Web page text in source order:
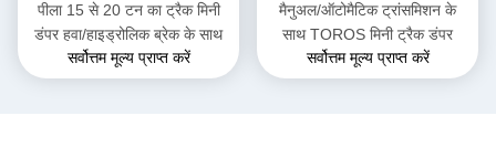
पीला 15 से 20 टन का ट्रैक मिनी
डंपर हवा/हाइड्रोलिक ब्रेक के साथ
सर्वोत्तम मूल्य प्राप्त करें
मैनुअल/ऑटोमैटिक ट्रांसमिशन के
साथ TOROS मिनी ट्रैक डंपर
सर्वोत्तम मूल्य प्राप्त करें